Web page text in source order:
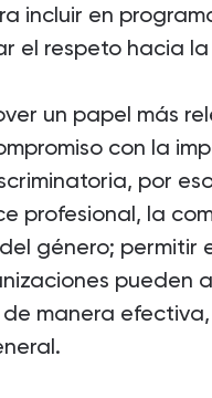
incluir en
el respeto hacia
un papel más
con la
por
profesional, la
género; permitir
pueden
manera